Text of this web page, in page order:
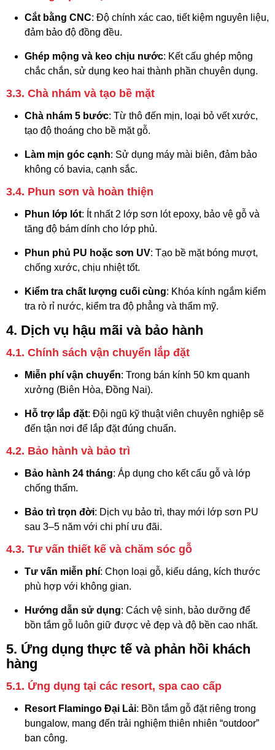
Cắt bằng CNC: Độ chính xác cao, tiết kiệm nguyên liệu,
đảm bảo độ đồng đều.
Ghép mộng và keo chịu nước: Kết cấu ghép mộng
chắc chắn, sử dụng keo hai thành phần chuyên dụng.
3.3. Chà nhám và tạo bề mặt
Chà nhám 5 bước: Từ thô đến mịn, loại bỏ vết xước,
tạo độ thoáng cho bề mặt gỗ.
Làm mịn góc cạnh: Sử dụng máy mài biên, đảm bảo
không có bavia, cạnh sắc.
3.4. Phun sơn và hoàn thiện
Phun lớp lót: Ít nhất 2 lớp sơn lót epoxy, bảo vệ gỗ và
tăng độ bám dính cho lớp phủ.
Phun phủ PU hoặc sơn UV: Tạo bề mặt bóng mượt,
chống xước, chịu nhiệt tốt.
Kiểm tra chất lượng cuối cùng: Khóa kính ngắm kiểm
tra rò rỉ nước, kiểm tra độ phẳng và thẩm mỹ.
4. Dịch vụ hậu mãi và bảo hành
4.1. Chính sách vận chuyển lắp đặt
Miễn phí vận chuyển: Trong bán kính 50 km quanh
xưởng (Biên Hòa, Đồng Nai).
Hỗ trợ lắp đặt: Đội ngũ kỹ thuật viên chuyên nghiệp sẽ
đến tận nơi để lắp đặt đúng chuẩn.
4.2. Bảo hành và bảo trì
Bảo hành 24 tháng: Áp dụng cho kết cấu gỗ và lớp
chống thấm.
Bảo trì trọn đời: Dịch vụ bảo trì, thay mới lớp sơn PU
sau 3–5 năm với chi phí ưu đãi.
4.3. Tư vấn thiết kế và chăm sóc gỗ
Tư vấn miễn phí: Chọn loại gỗ, kiểu dáng, kích thước
phù hợp với không gian.
Hướng dẫn sử dụng: Cách vệ sinh, bảo dưỡng để
bồn tắm gỗ luôn giữ được vẻ đẹp và độ bền cao nhất.
5. Ứng dụng thực tế và phản hồi khách
hàng
5.1. Ứng dụng tại các resort, spa cao cấp
Resort Flamingo Đại Lải: Bồn tắm gỗ đặt riêng trong
bungalow, mang đến trải nghiệm thiên nhiên “outdoor”
ban công.